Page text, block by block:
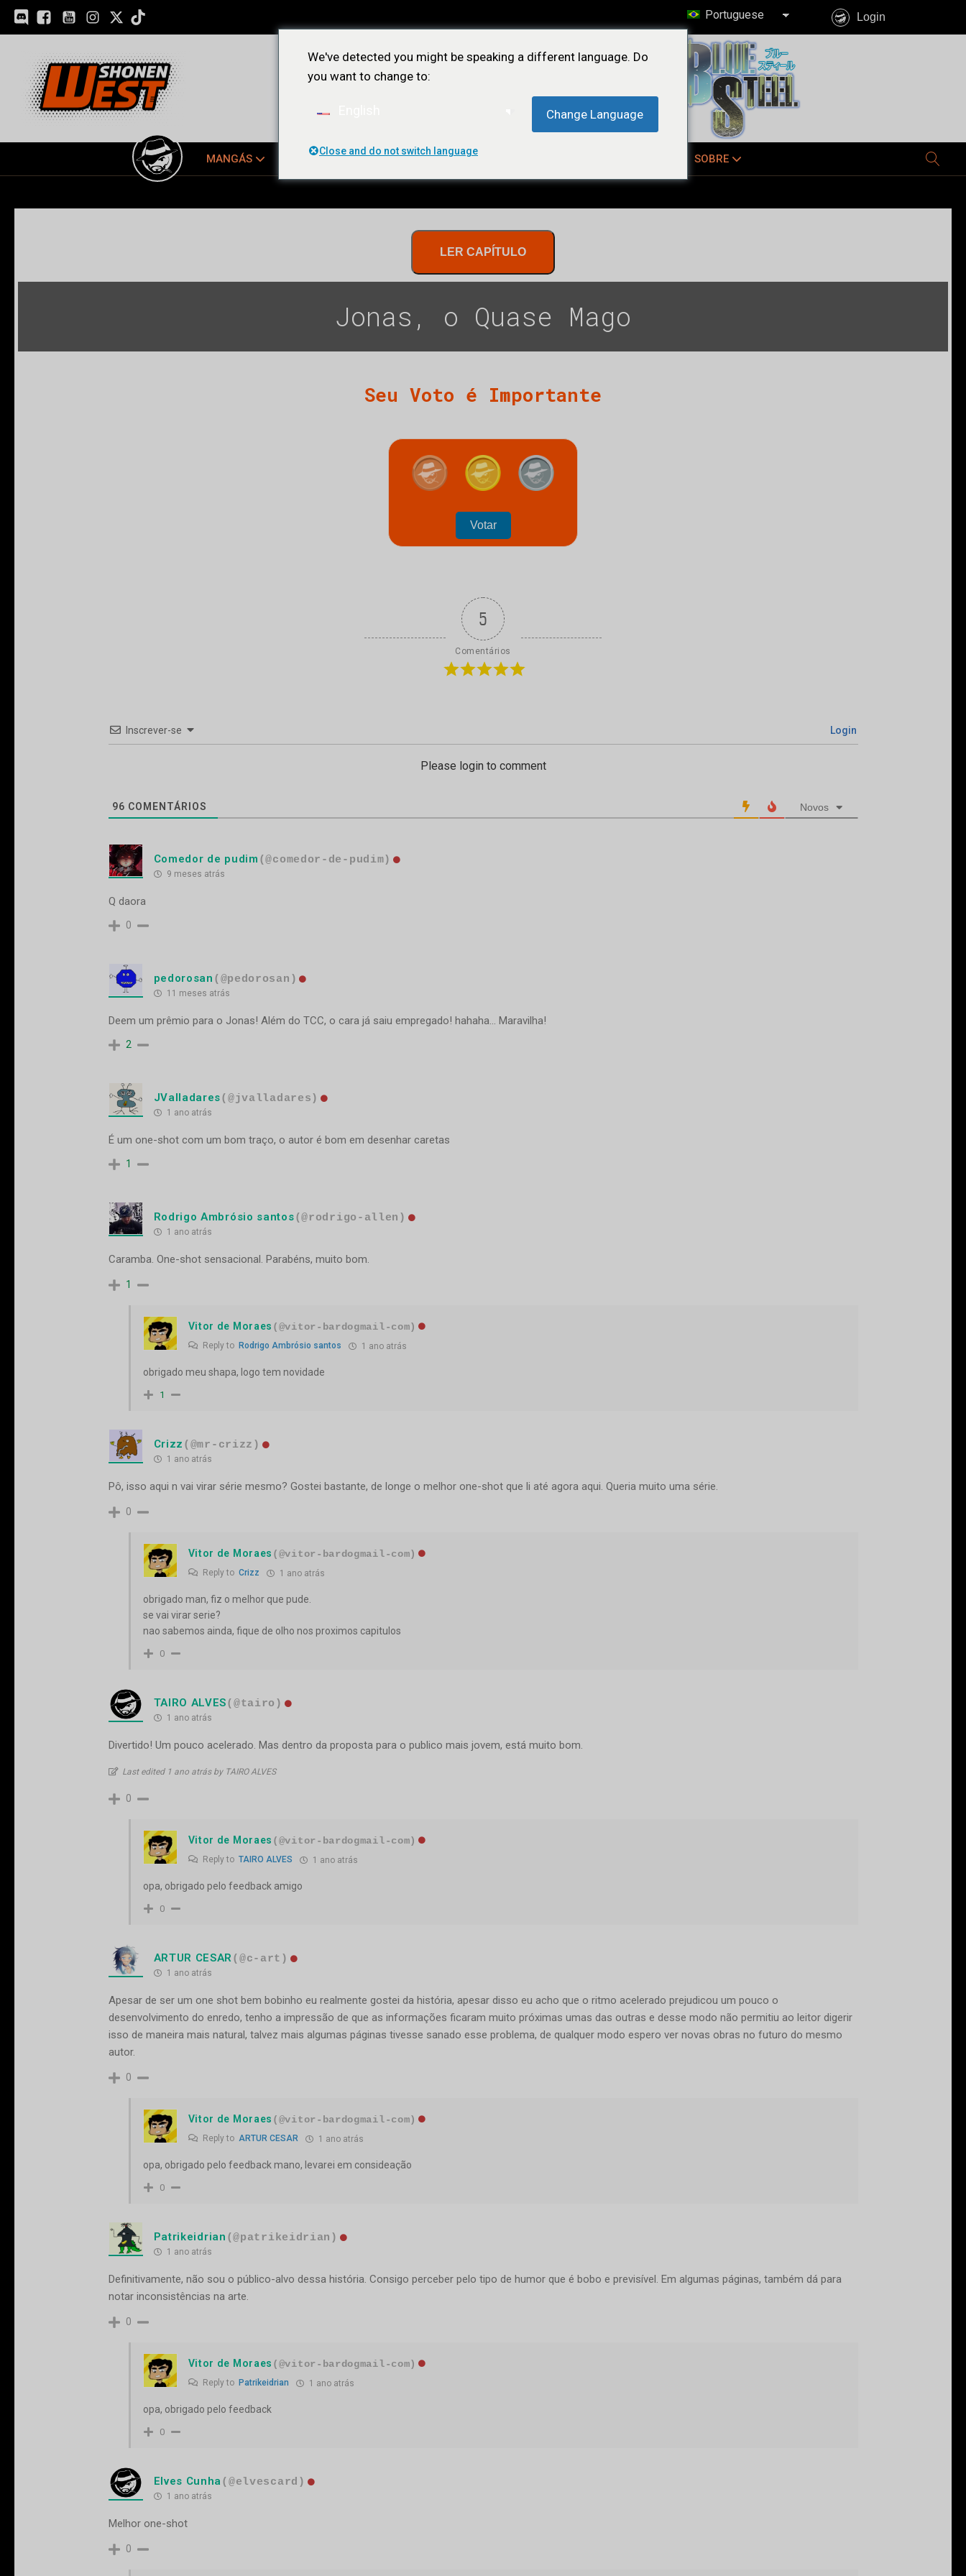
Portuguese Login
MANGÁS EDIÇÕES NOTÍCIAS LOJA SOBRE
LER CAPÍTULO
Jonas, o Quase Mago
Seu Voto é Importante
Votar
5
Comentários
Inscrever-se Login
Please login to comment
96 COMENTÁRIOS Novos
Comedor de pudim (@comedor-de-pudim)
9 meses atrás
Q daora
0
pedorosan (@pedorosan)
11 meses atrás
Deem um prêmio para o Jonas! Além do TCC, o cara já saiu empregado! hahaha... Maravilha!
2
JValladares(@jvalladares)
1 ano atrás
É um one-shot com um bom traço, o autor é bom em desenhar caretas
1
Rodrigo Ambrósio santos(@rodrigo-allen)
1 ano atrás
Caramba. One-shot sensacional. Parabéns, muito bom.
1
Vitor de Moraes (@vitor-bardogmail-com)
Reply to Rodrigo Ambrósio santos 1 ano atrás
obrigado meu shapa, logo tem novidade
1
Crizz (@mr-crizz)
1 ano atrás
Pô, isso aqui n vai virar série mesmo? Gostei bastante, de longe o melhor one-shot que li até agora aqui. Queria muito uma série.
0
Vitor de Moraes (@vitor-bardogmail-com)
Reply to Crizz 1 ano atrás
obrigado man, fiz o melhor que pude.
se vai virar serie?
nao sabemos ainda, fique de olho nos proximos capitulos
0
TAIRO ALVES(@tairo)
1 ano atrás
Divertido! Um pouco acelerado. Mas dentro da proposta para o publico mais jovem, está muito bom.
Last edited 1 ano atrás by TAIRO ALVES
0
Vitor de Moraes (@vitor-bardogmail-com)
Reply to TAIRO ALVES 1 ano atrás
opa, obrigado pelo feedback amigo
0
ARTUR CESAR (@c-art)
1 ano atrás
Apesar de ser um one shot bem bobinho eu realmente gostei da história, apesar disso eu acho que o ritmo acelerado prejudicou um pouco o
desenvolvimento do enredo, tenho a impressão de que as informações ficaram muito próximas umas das outras e desse modo não permitiu ao leitor digerir
isso de maneira mais natural, talvez mais algumas páginas tivesse sanado esse problema, de qualquer modo espero ver novas obras no futuro do mesmo
autor.
0
Vitor de Moraes (@vitor-bardogmail-com)
Reply to ARTUR CESAR 1 ano atrás
opa, obrigado pelo feedback mano, levarei em consideação
0
Patrikeidrian (@patrikeidrian)
1 ano atrás
Definitivamente, não sou o público-alvo dessa história. Consigo perceber pelo tipo de humor que é bobo e previsível. Em algumas páginas, também dá para
notar inconsistências na arte.
0
Vitor de Moraes (@vitor-bardogmail-com)
Reply to Patrikeidrian 1 ano atrás
opa, obrigado pelo feedback
0
Elves Cunha (@elvescard)
1 ano atrás
Melhor one-shot
0
We've detected you might be speaking a different language. Do
you want to change to:
Change Language
Close and do not switch language